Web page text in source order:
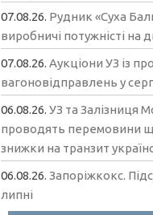
07.08.26. Рудник «Суха
виробничі потужністі на
07.08.26.Аукціони УЗ із
вагоновідправлень у
06.08.26.УЗ та Залізниця
проводять перемовини
знижки на транзит
06.08.26.Запоріжкокс.
липні